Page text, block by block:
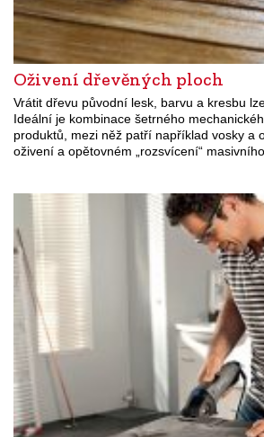
Oživení dřevěných ploch
Vrátit dřevu původní lesk, barvu a kresbu
Ideální je kombinace šetrného
produktů, mezi něž patří například vosky a
oživení a opětovném „rozsvícení“